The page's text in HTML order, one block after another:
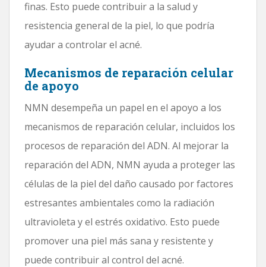
finas. Esto puede contribuir a la salud y
resistencia general de la piel, lo que podría
ayudar a controlar el acné.
Mecanismos de reparación celular
de apoyo
NMN desempeña un papel en el apoyo a los
mecanismos de reparación celular, incluidos los
procesos de reparación del ADN. Al mejorar la
reparación del ADN, NMN ayuda a proteger las
células de la piel del daño causado por factores
estresantes ambientales como la radiación
ultravioleta y el estrés oxidativo. Esto puede
promover una piel más sana y resistente y
puede contribuir al control del acné.